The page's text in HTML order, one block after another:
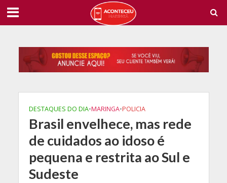
DESTAQUES DO DIA•MARINGA•POLICIA
Brasil envelhece, mas rede
de cuidados ao idoso é
pequena e restrita ao Sul e
Sudeste